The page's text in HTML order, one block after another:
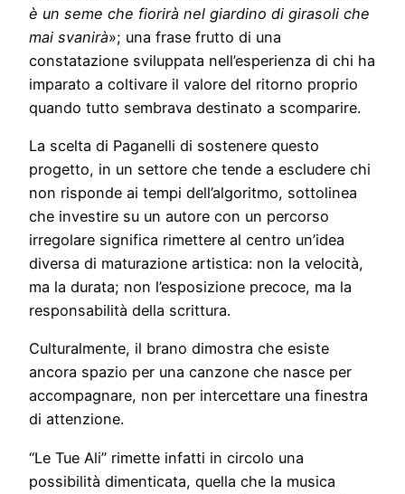
è un seme che fiorirà nel giardino di girasoli che
mai svanirà»; una frase frutto di una
constatazione sviluppata nell’esperienza di chi ha
imparato a coltivare il valore del ritorno proprio
quando tutto sembrava destinato a scomparire.
La scelta di Paganelli di sostenere questo
progetto, in un settore che tende a escludere chi
non risponde ai tempi dell’algoritmo, sottolinea
che investire su un autore con un percorso
irregolare significa rimettere al centro un’idea
diversa di maturazione artistica: non la velocità,
ma la durata; non l’esposizione precoce, ma la
responsabilità della scrittura.
Culturalmente, il brano dimostra che esiste
ancora spazio per una canzone che nasce per
accompagnare, non per intercettare una finestra
di attenzione.
“Le Tue Ali” rimette infatti in circolo una
possibilità dimenticata, quella che la musica